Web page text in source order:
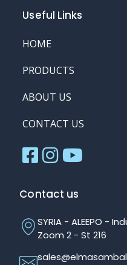
Useful Links
HOME
PRODUCTS
ABOUT US
CONTACT US
Contact us
SYRIA - ALEEPO -
Zoom 2 - St 216